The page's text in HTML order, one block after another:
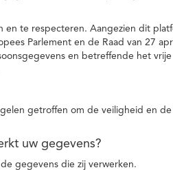
te respecteren. Aangezien dit
Parlement en de Raad van 27
en betreffende het
getroffen om de veiligheid en
uw gegevens?
gegevens die zij verwerken.